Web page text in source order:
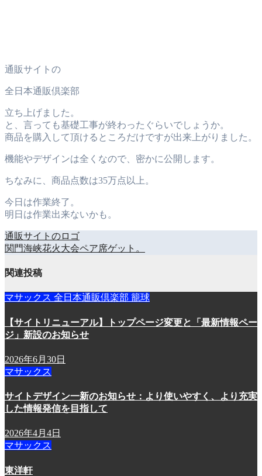
通販サイトの
全日本通販倶楽部
立ち上げました。
と、言っても基礎工事が終わったぐらいでしょうか。
商品を購入して頂けるところだけですが出来上がりました。
機能やデザインは全くなので、密かに公開します。
ちなみに、商品点数は35万点以上。
今日は作業終了。
明日は作業出来ないかも。
投
稿
ナ
ビ
ゲ
ー
ョ
ン
通販サイトのロゴ
関門海峡花火大会ペア席ゲット。
関連投稿
マサックス 全日本通販倶楽部 籠球
【サイトリニューアル】トップページ変更と「最新情報ペー
ジ」新設のお知らせ
2026年6月30日
マサックス
サイトデザイン一新のお知らせ：より使いやすく、より充実
した情報発信を目指して
2026年4月4日
マサックス
東洋軒